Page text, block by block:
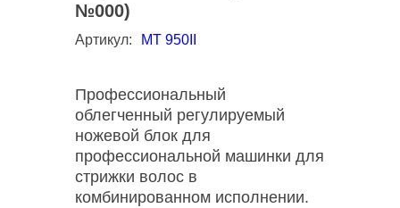
№000)
Артикул: МТ 950II
Профессиональный
облегченный регулируемый
ножевой блок для
профессиональной машинки для
стрижки волос в
комбинированном исполнении.